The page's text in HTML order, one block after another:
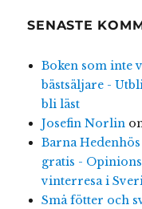
SENASTE
Boken som inte
bästsäljare -
bli läst
Josefin Norlin
Barna
gratis -
vinterresa i
Små fötter och